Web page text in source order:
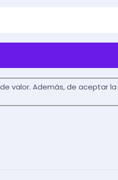
valor. Además, de aceptar la